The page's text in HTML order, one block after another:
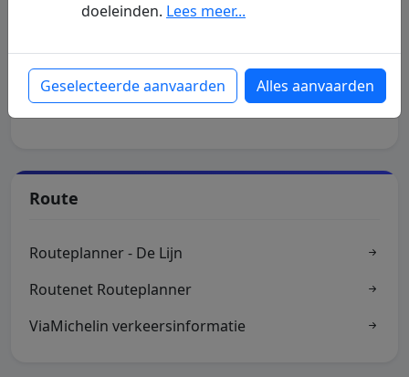
Vergelijk hypothecaire leningen
Route
Routeplanner - De Lijn
Routenet Routeplanner
ViaMichelin verkeersinformatie
doeleinden. Lees meer...
Geselecteerde aanvaarden Alles aanvaarden